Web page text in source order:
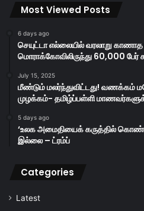
Most Viewed Posts
6 days ago
செயுட்டா எல்லையில் வரலாறு காணாத
மொராக்கோவிலிருந்து 60,000 பேர்
July 15, 2025
மீண்டும் மலர்ந்துவிட்டது! வணக்கம்
முழக்கம்- தமிழ்ப்பள்ளி
5 days ago
‘உலக அமைதியைக் கருத்தில்
இல்லை – ட்ரம்ப்
Categories
Latest